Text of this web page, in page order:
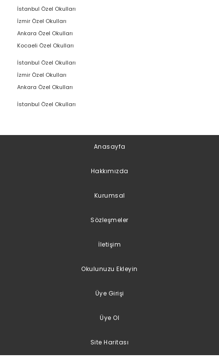
İstanbul Özel Okulları
İzmir Özel Okulları
Ankara Özel Okulları
Kocaeli Özel Okulları
İstanbul Özel Okulları
İzmir Özel Okulları
Ankara Özel Okulları
İstanbul Özel Okulları
Anasayfa
Hakkımızda
Kurumsal
Sözleşmeler
İletişim
Okulunuzu Ekleyin
Üye Girişi
Üye Ol
Site Haritası